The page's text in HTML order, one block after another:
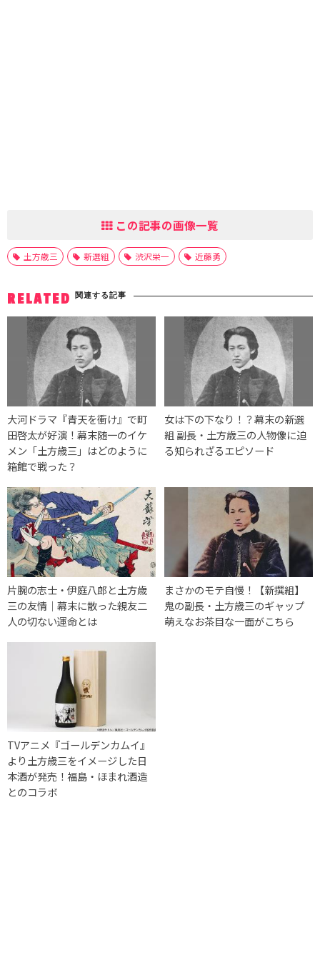
この記事の画像一覧
土方歳三 新選組 渋沢栄一 近藤勇
RELATED 関連する記事
大河ドラマ『青天を衝け』で町
田啓太が好演！幕末随一のイケ
メン「土方歳三」はどのように
箱館で戦った？
女は下の下なり！？幕末の新選
組 副長・土方歳三の人物像に迫
る知られざるエピソード
片腕の志士・伊庭八郎と土方歳
三の友情｜幕末に散った親友二
人の切ない運命とは
まさかのモテ自慢！【新撰組】
鬼の副長・土方歳三のギャップ
萌えなお茶目な一面がこちら
TVアニメ『ゴールデンカムイ』
より土方歳三をイメージした日
本酒が発売！福島・ほまれ酒造
とのコラボ